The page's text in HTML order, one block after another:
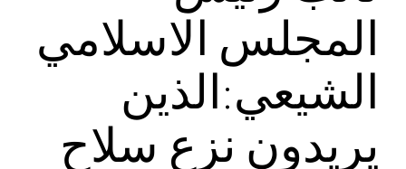
المجلس الاسلامي
الشيعي:الذين
يريدون نزع سلاح